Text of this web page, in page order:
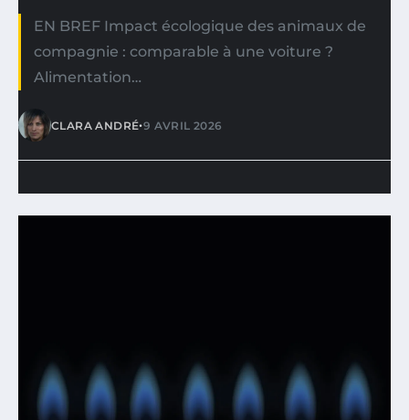
EN BREF Impact écologique des animaux de
compagnie : comparable à une voiture ?
Alimentation…
CLARA ANDRÉ•9 AVRIL 2026